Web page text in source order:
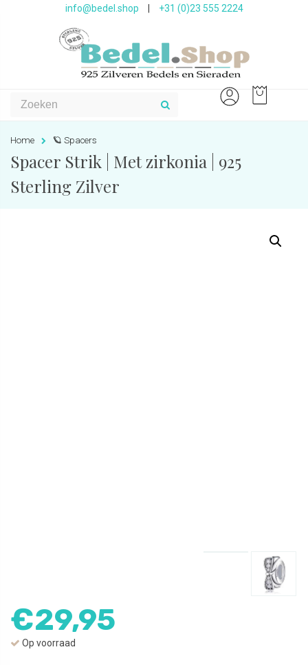
info@bedel.shop +31 (0)23 555 2224
Home 🪐 Spacers
Spacer Strik | Met zirkonia | 925
Sterling Zilver
€29,95
Op voorraad